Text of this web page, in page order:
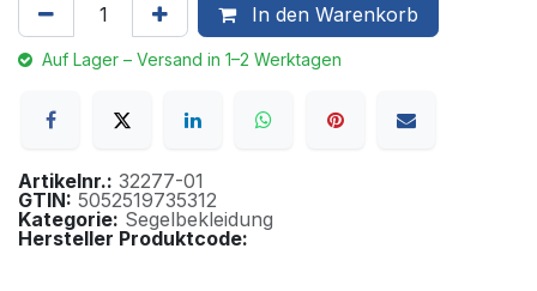
In den Warenkorb
Auf Lager – Versand in 1–2 Werktagen
Artikelnr.: 32277-01
GTIN: 5052519735312
Kategorie: Segelbekleidung
Hersteller Produktcode: